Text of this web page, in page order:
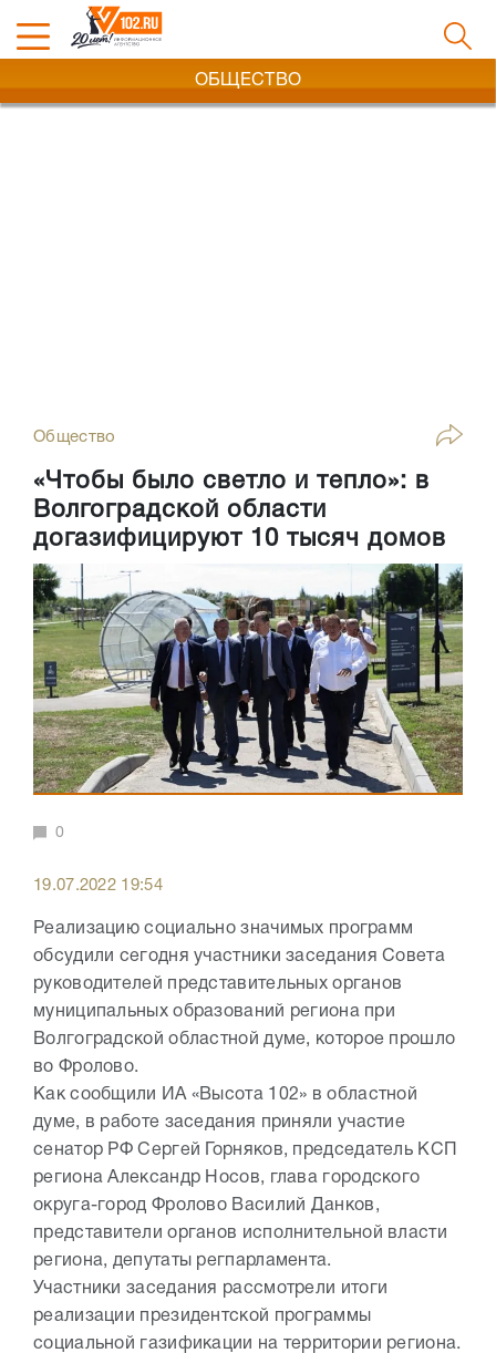
ОБЩЕСТВО
Общество
«Чтобы было светло и тепло»: в
Волгоградской области
догазифицируют 10 тысяч домов
0
19.07.2022 19:54
Реализацию социально значимых программ
обсудили сегодня участники заседания Совета
руководителей представительных органов
муниципальных образований региона при
Волгоградской областной думе, которое прошло
во Фролово.
Как сообщили ИА «Высота 102» в областной
думе, в работе заседания приняли участие
сенатор РФ Сергей Горняков, председатель КСП
региона Александр Носов, глава городского
округа-город Фролово Василий Данков,
представители органов исполнительной власти
региона, депутаты регпарламента.
Участники заседания рассмотрели итоги
реализации президентской программы
социальной газификации на территории региона.